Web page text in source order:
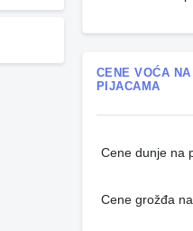
CENE VOĆA NA
PIJACAMA
Cene dunje na
Cene grožđa